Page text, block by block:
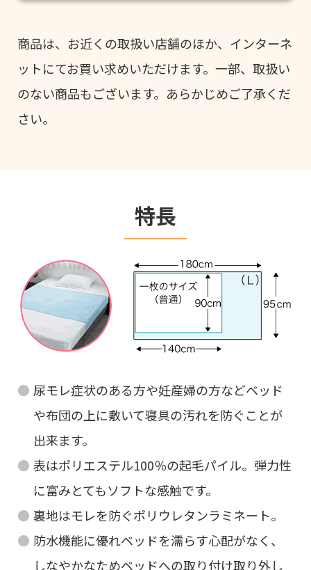
商品は、お近くの取扱い店舗のほか、インターネ
ットにてお買い求めいただけます。一部、取扱い
のない商品もございます。あらかじめご了承くだ
さい。
特長
尿モレ症状のある方や妊産婦の方などベッド
や布団の上に敷いて寝具の汚れを防ぐことが
出来ます。
表はポリエステル100％の起毛パイル。弾力性
に富みとてもソフトな感触です。
裏地はモレを防ぐポリウレタンラミネート。
防水機能に優れベッドを濡らす心配がなく、
しなやかなためベッドへの取り付け取り外し